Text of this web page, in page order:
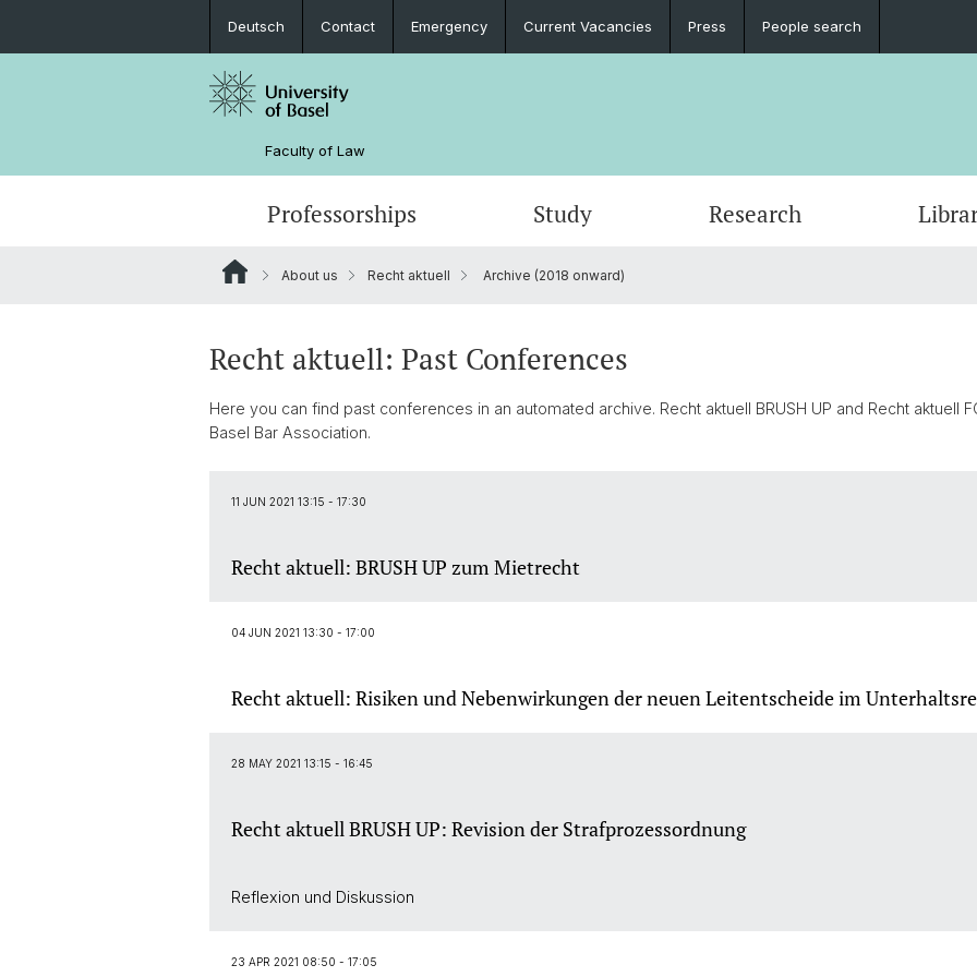
Deutsch Contact Emergency Current Vacancies Press People search
Faculty of Law
Professorships Study Research
About us Recht aktuell Archive (2018 onward)
Recht aktuell: Past Conferences
Here you can find past conferences in an automated archive. Recht aktuell BRUSH UP and Recht aktuell
Basel Bar Association.
11 JUN 2021 13:15 - 17:30
Recht aktuell: BRUSH UP zum Mietrecht
04 JUN 2021 13:30 - 17:00
Recht aktuell: Risiken und Nebenwirkungen der neuen Leitentscheide im
28 MAY 2021 13:15 - 16:45
Recht aktuell BRUSH UP: Revision der Strafprozessordnung
Reflexion und Diskussion
23 APR 2021 08:50 - 17:05